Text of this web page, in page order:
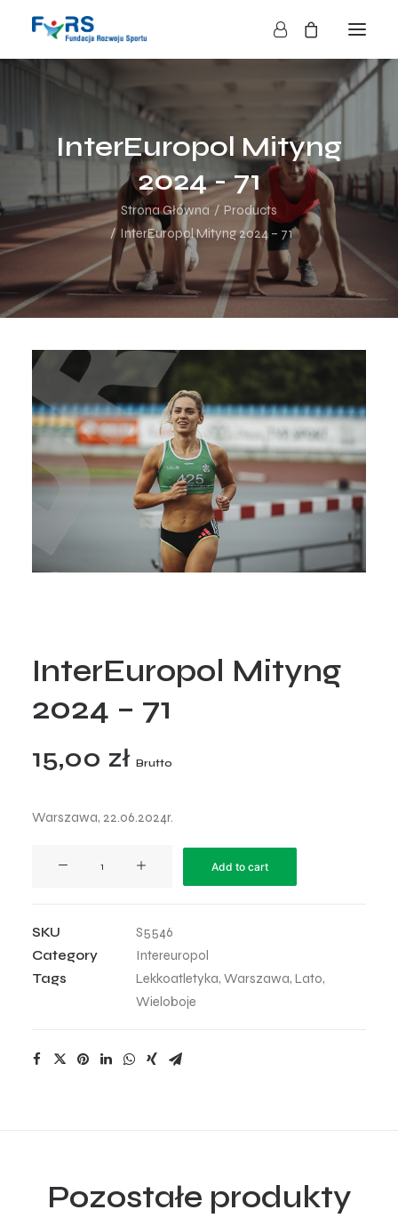
O FUNDACJI
DZIAŁALNOŚĆ
BLOG
KONTAKT
SKLEP
NASZE AKCJE
InterEuropol Mityng
2024 - 71
Strona Główna
Products
InterEuropol Mityng 2024 – 71
InterEuropol Mityng
2024 – 71
15,00 zł Brutto
Warszawa, 22.06.2024r.
-
71
quantity
Add to cart
SKU
S5546
Category
Intereuropol
Tags
Lekkoatletyka, Warszawa, Lato,
Wieloboje
Pozostałe produkty